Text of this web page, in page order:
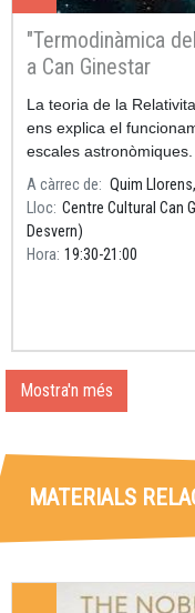
"Termodinàmica
a Can Ginestar
La teoria de la
ens explica el
escales
gravetat a escales
A càrrec de
Quim
Lloc Centre Cultural Can
Desvern)
Hora 19:30 21:00
Mostra'n més
MATERIALS